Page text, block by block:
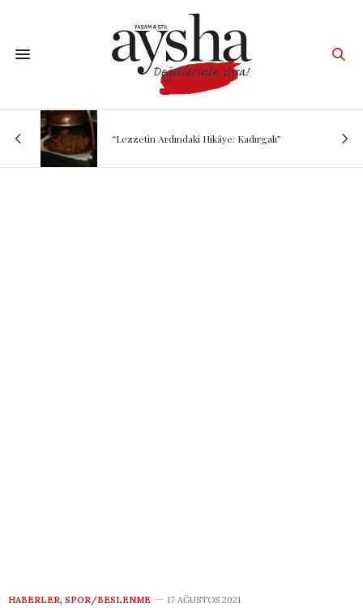
“Lezzetin Ardındaki Hikâye: Kadırgalı”
HABERLER, SPOR/BESLENME 17 AĞUSTOS 2021